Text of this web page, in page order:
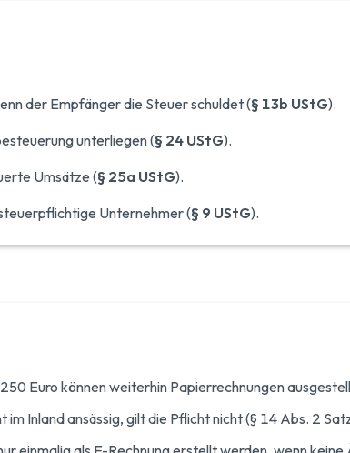
der Empfänger die Steuer schuldet (§ 13b UStG).
unterliegen (§ 24 UStG).
Umsätze (§ 25a UStG).
Unternehmer (§ 9 UStG).
Euro können weiterhin Papierrechnungen
im Inland ansässig, gilt die Pflicht nicht (§ 14 Abs. 2